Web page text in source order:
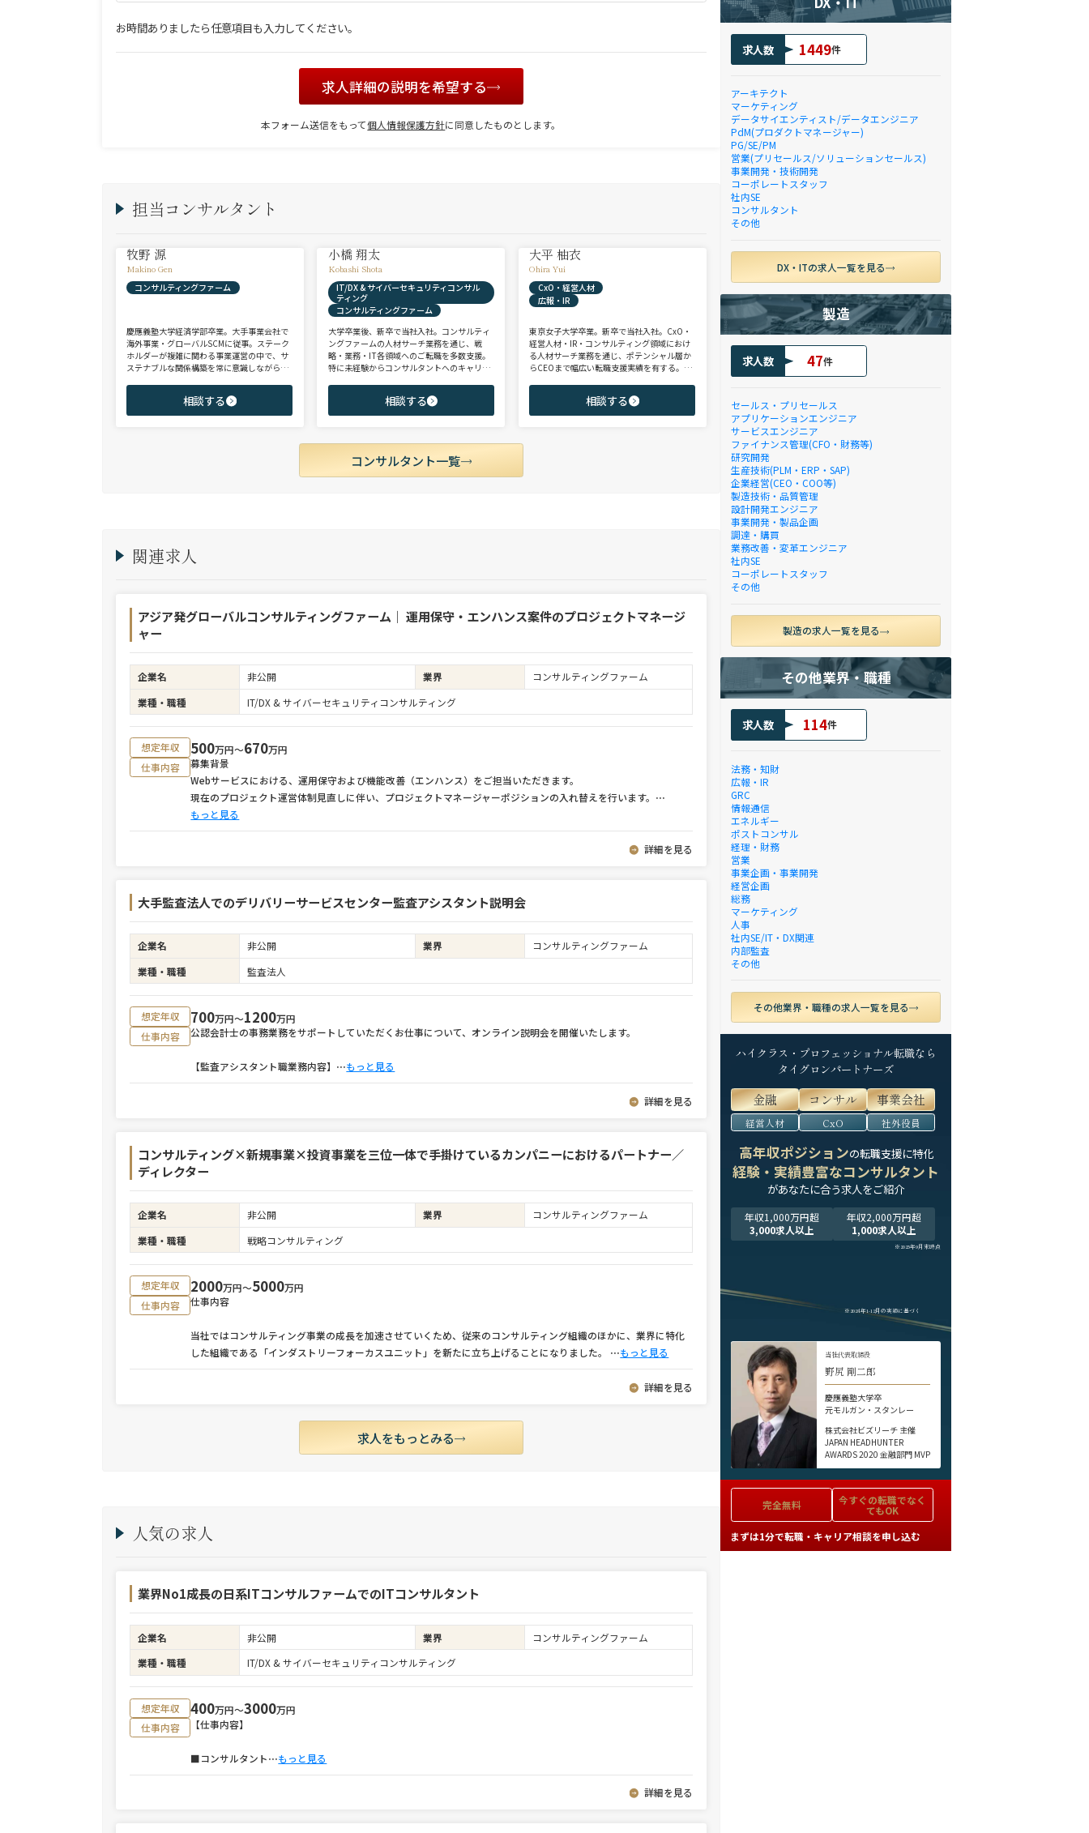
お時間ありましたら任意項目も入力してください。
求人詳細の説明を希望する
本フォーム送信をもって個人情報保護方針に同意したものとします。
担当コンサルタント
牧野 源
Makino Gen
コンサルティングファーム
慶應義塾大学経済学部卒業。大手事業会社で
海外事業・グローバルSCMに従事。ステーク
ホルダーが複雑に関わる事業運営の中で、サ
ステナブルな関係構築を常に意識しながら意
商社、投資銀行、大手事業会社を始めとする
幅広い領域で、若手～エグゼクティブまでご
相談する
小橋 翔太
Kobashi Shota
IT/DX & サイバーセキュリティコンサル
ティング
コンサルティングファーム
大学卒業後、新卒で当社入社。コンサルティ
ングファームの人材サーチ業務を通じ、戦
略・業務・IT各領域へのご転職を多数支援。
特に未経験からコンサルタントへのキャリア
ご志向と市場動向を踏まえ最適なキャリアを
ご提案させていただきます。
相談する
大平 柚衣
Ohira Yui
CxO・経営人材
広報・IR
東京女子大学卒業。新卒で当社入社。CxO・
経営人材・IR・コンサルティング領域におけ
る人材サーチ業務を通じ、ポテンシャル層か
らCEOまで幅広い転職支援実績を有する。コ
領域を中心に担当。未経験・ポテンシャル層
からミドル・ハイクラス層まで、年代・職階
相談する
コンサルタント一覧
関連求人
アジア発グローバルコンサルティングファーム｜ 運用保守・エンハンス案件のプロジェクトマネージ
ャー
企業名 非公開 業界
コンサルティングファーム
業種・職種
IT/DX & サイバーセキュリティコンサルティング
想定年収 500万円〜670万円
仕事内容
募集背景
Webサービスにおける、運用保守および機能改善（エンハンス）をご担当いただきます。
現在のプロジェクト運営体制見直しに伴い、プロジェクトマネージャーポジションの入れ替えを行います。 ⋯
もっと見る
詳細を見る
大手監査法人でのデリバリーサービスセンター監査アシスタント説明会
企業名 非公開 業界
コンサルティングファーム
業種・職種
監査法人
想定年収 700万円〜1200万円
仕事内容
公認会計士の事務業務をサポートしていただくお仕事について、オンライン説明会を開催いたします。
【監査アシスタント職業務内容】 ⋯もっと見る
詳細を見る
コンサルティング×新規事業×投資事業を三位一体で手掛けているカンパニーにおけるパートナー／
ディレクター
企業名 非公開 業界
コンサルティングファーム
業種・職種
戦略コンサルティング
想定年収 2000万円〜5000万円
仕事内容
仕事内容
当社ではコンサルティング事業の成長を加速させていくため、従来のコンサルティング組織のほかに、業界に特化
した組織である「インダストリーフォーカスユニット」を新たに立ち上げることになりました。 ⋯もっと見る
詳細を見る
求人をもっとみる
人気の求人
業界No1成長の日系ITコンサルファームでのITコンサルタント
企業名 非公開 業界
コンサルティングファーム
業種・職種
IT/DX & サイバーセキュリティコンサルティング
想定年収 400万円〜3000万円
仕事内容
【仕事内容】
■コンサルタント⋯もっと見る
詳細を見る
求人数 1449件
アーキテクト
マーケティング
データサイエンティスト/データエンジニア
PdM(プロダクトマネージャー)
PG/SE/PM
営業(プリセールス/ソリューションセールス)
事業開発・技術開発
コーポレートスタッフ
社内SE
コンサルタント
その他
DX・ITの求人一覧を見る
製造
求人数 47件
セールス・プリセールス
アプリケーションエンジニア
サービスエンジニア
ファイナンス管理(CFO・財務等)
研究開発
生産技術(PLM・ERP・SAP)
企業経営(CEO・COO等)
製造技術・品質管理
設計開発エンジニア
事業開発・製品企画
調達・購買
業務改善・変革エンジニア
社内SE
コーポレートスタッフ
その他
製造の求人一覧を見る
その他業界・職種
求人数 114件
法務・知財
広報・IR
GRC
情報通信
エネルギー
ポストコンサル
経理・財務
営業
事業企画・事業開発
経営企画
総務
マーケティング
人事
社内SE/IT・DX関連
内部監査
その他
その他業界・職種の求人一覧を見る
ハイクラス・プロフェッショナル転職なら
タイグロンパートナーズ
金融 コンサル 事業会社
経営人材 CxO 社外役員
高年収ポジションの転職支援に特化
経験・実績豊富なコンサルタント
があなたに合う求人をご紹介
年収1,000万円超
3,000求人以上
年収2,000万円超
1,000求人以上
※2025年9月末時点
※2024年1-12月の実績に基づく
当社代表取締役
野尻 剛二郎
慶應義塾大学卒
元モルガン・スタンレー
株式会社ビズリーチ 主催
JAPAN HEADHUNTER
AWARDS 2020 金融部門 MVP
完全無料 今すぐの転職でなく
てもOK
まずは1分で転職・キャリア相談を申し込む